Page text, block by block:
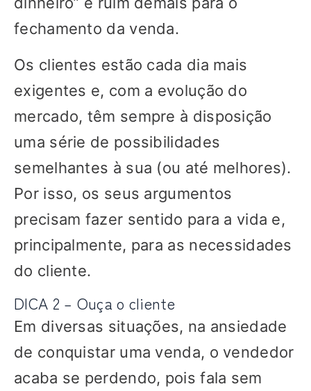
fechamento da venda.
Os clientes estão cada dia mais
exigentes e, com a evolução do
mercado, têm sempre à disposição
uma série de possibilidades
semelhantes à sua (ou até melhores).
Por isso, os seus argumentos
precisam fazer sentido para a vida e,
principalmente, para as necessidades
do cliente.
DICA 2 – Ouça o cliente
Em diversas situações, na ansiedade
de conquistar uma venda, o vendedor
acaba se perdendo, pois fala sem